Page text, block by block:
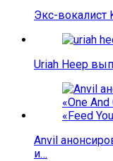
Экс-вокалист
Uriah Heep
Anvil
и…